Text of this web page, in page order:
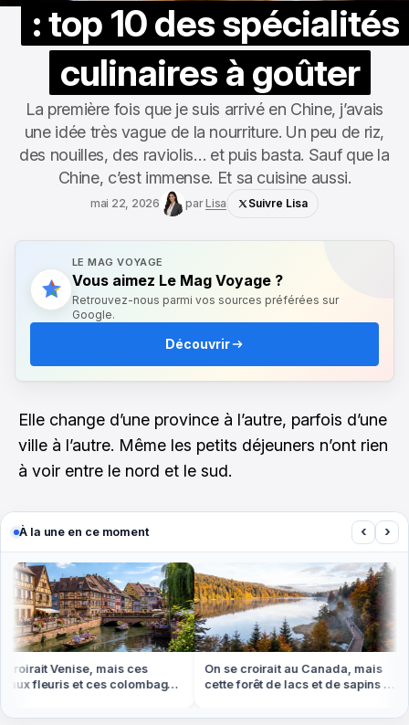
: top 10 des spécialités
culinaires à goûter
La première fois que je suis arrivé en Chine, j’avais
une idée très vague de la nourriture. Un peu de riz,
des nouilles, des raviolis… et puis basta. Sauf que la
Chine, c’est immense. Et sa cuisine aussi.
mai 22, 2026 parLisa Suivre Lisa
LE MAG VOYAGE
Vous aimez Le Mag Voyage ?
Retrouvez-nous parmi vos sources préférées sur
Google.
Découvrir
Elle change d’une province à l’autre, parfois d’une
ville à l’autre. Même les petits déjeuners n’ont rien
à voir entre le nord et le sud.
À la une en ce moment ‹ ›
Venise, mais ces
fleuris et ces colombages
On se croirait au Canada, mais
cette forêt de lacs et de sapins est